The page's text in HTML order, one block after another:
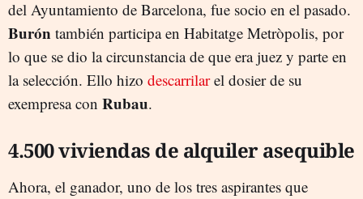
del Ayuntamiento de Barcelona, fue socio en el pasado.
Burón también participa en Habitatge Metròpolis, por
lo que se dio la circunstancia de que era juez y parte en
la selección. Ello hizo descarrilarel dosier de su
exempresa con Rubau.
4.500 viviendas de alquiler asequible
Ahora, el ganador, uno de los tres aspirantes que